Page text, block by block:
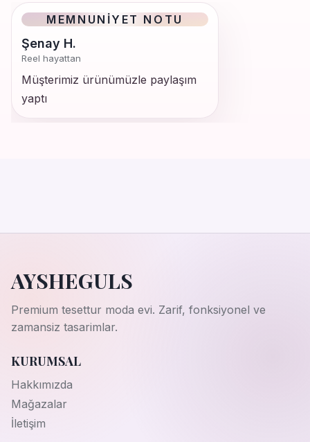
MEMNUNIYET NOTU
Şenay H.
Reel hayattan
Müşterimiz ürünümüzle paylaşım
yaptı
AYSHEGULS
Premium tesettur moda evi. Zarif, fonksiyonel ve
zamansiz tasarimlar.
KURUMSAL
Hakkımızda
Mağazalar
İletişim